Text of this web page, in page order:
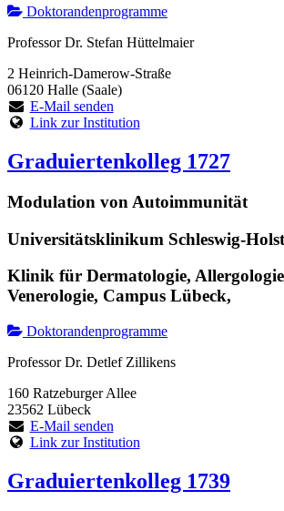
Doktorandenprogramme
Professor Dr. Stefan Hüttelmaier
2 Heinrich-Damerow-Straße
06120 Halle (Saale)
E-Mail senden
Link zur Institution
Graduiertenkolleg 1727
Modulation von Autoimmunität
Universitätsklinikum Schleswig-
Klinik für Dermatologie,
Venerologie, Campus Lübeck,
Doktorandenprogramme
Professor Dr. Detlef Zillikens
160 Ratzeburger Allee
23562 Lübeck
E-Mail senden
Link zur Institution
Graduiertenkolleg 1739